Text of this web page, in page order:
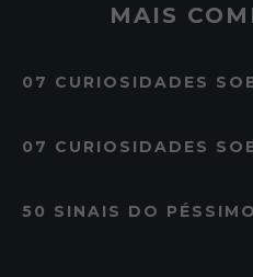
MAIS
07 CURIOSIDADES
07 CURIOSIDADES
50 SINAIS DO